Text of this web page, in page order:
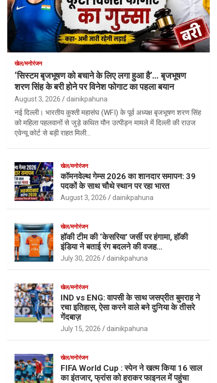
खेल/मनोरंजन
‘सिस्टम बृजभूषण को बचाने के लिए लगा हुआ है’… बृजभूषण
शरण सिंह के बरी होने पर विनेश फोगाट का पहला बयान
August 3, 2026 dainikpahuna
नई दिल्ली। भारतीय कुश्ती महासंघ (WFI) के पूर्व अध्यक्ष बृजभूषण शरण सिंह
को महिला पहलवानों से जुड़े कथित यौन उत्पीड़न मामले में दिल्ली की राउज
एवेन्यू कोर्ट से बड़ी राहत मिली…
खेल/मनोरंजन
कॉमनवेल्थ गेम्स 2026 का शानदार समापन: 39
पदकों के साथ चौथे स्थान पर रहा भारत
August 3, 2026 dainikpahuna
खेल/मनोरंजन
हॉकी टीम की ‘केसरिया’ जर्सी पर हंगामा, हॉकी
इंडिया ने बताई रंग बदलने की वजह…
July 30, 2026 dainikpahuna
खेल/मनोरंजन
IND vs ENG: वापसी के साथ जसप्रीत बुमराह ने
रचा इतिहास, ऐसा करने वाले बने दुनिया के तीसरे
गेंदबाज़
July 15, 2026 dainikpahuna
खेल/मनोरंजन
FIFA World Cup : स्पेन ने खत्म किया 16 साल
का इंतजार, फ्रांस को हराकर फाइनल में पहुंचा